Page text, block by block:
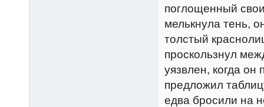
поглощенный
мелькнула тень,
толстый
проскользнул
уязвлен, когда
предложил
едва бросили на